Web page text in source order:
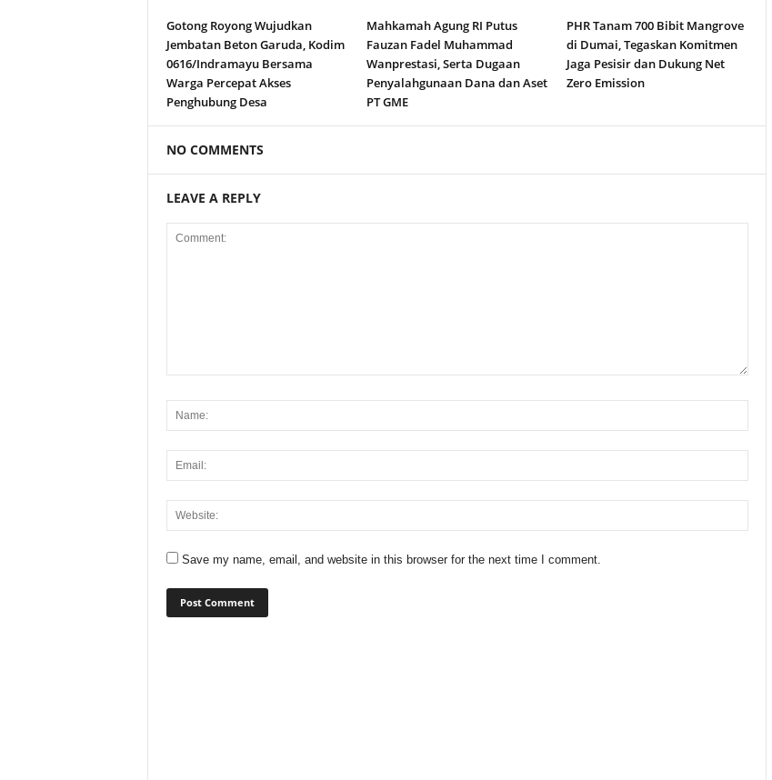
Gotong Royong Wujudkan
Jembatan Beton Garuda, Kodim
0616/Indramayu Bersama
Warga Percepat Akses
Penghubung Desa
Mahkamah Agung RI Putus
Fauzan Fadel Muhammad
Wanprestasi, Serta Dugaan
Penyalahgunaan Dana dan Aset
PT GME
PHR Tanam 700 Bibit Mangrove
di Dumai, Tegaskan Komitmen
Jaga Pesisir dan Dukung Net
Zero Emission
NO COMMENTS
LEAVE A REPLY
Save my name, email, and website in this browser for the next time I comment.